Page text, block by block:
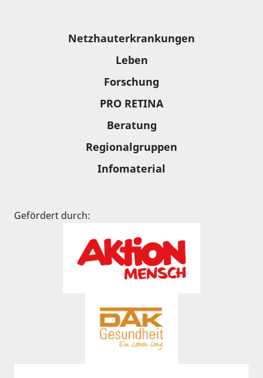
Netzhauterkrankungen
Leben
Forschung
PRO RETINA
Beratung
Regionalgruppen
Infomaterial
Gefördert durch: